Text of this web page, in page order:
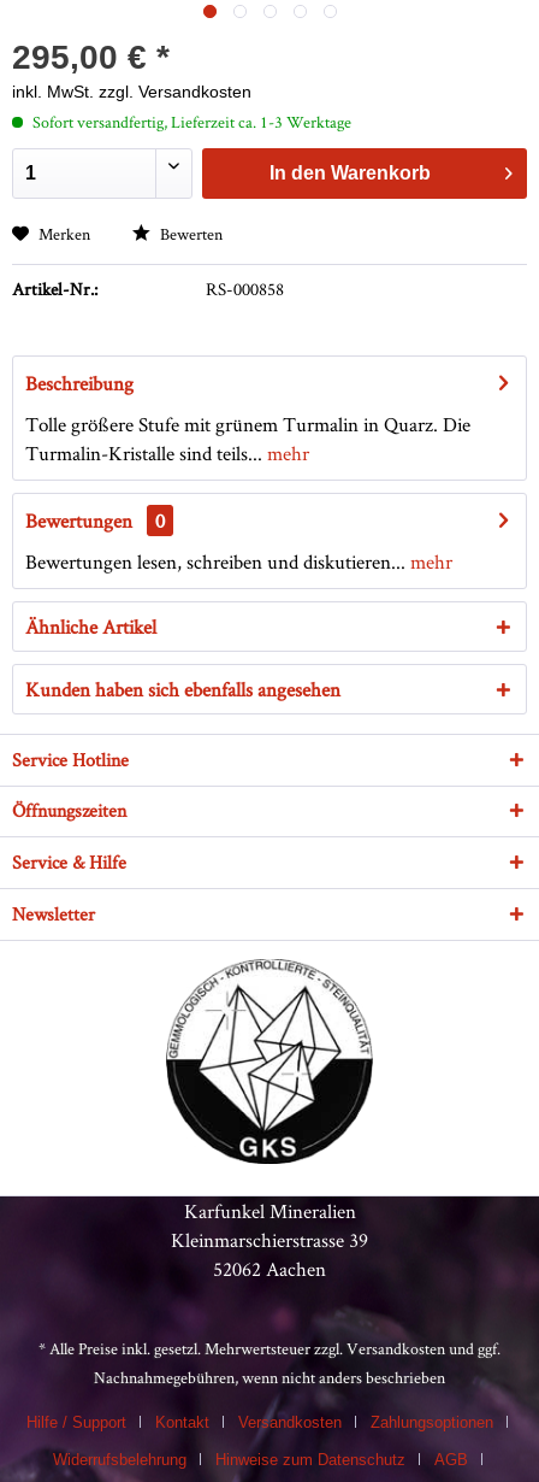
295,00 € *
inkl. MwSt. zzgl. Versandkosten
Sofort versandfertig, Lieferzeit ca. 1-3 Werktage
In den Warenkorb
Merken Bewerten
Artikel-Nr.: RS-000858
Beschreibung
Tolle größere Stufe mit grünem Turmalin in Quarz. Die
Turmalin-Kristalle sind teils... mehr
Bewertungen
0
Bewertungen lesen, schreiben und diskutieren... mehr
Ähnliche Artikel
Kunden haben sich ebenfalls angesehen
Service Hotline
Öffnungszeiten
Service & Hilfe
Newsletter
Karfunkel Mineralien
Kleinmarschierstrasse 39
52062 Aachen
* Alle Preise inkl. gesetzl. Mehrwertsteuer zzgl.Versandkostenund ggf.
Nachnahmegebühren, wenn nicht anders beschrieben
Hilfe / Support Kontakt Versandkosten Zahlungsoptionen
Widerrufsbelehrung Hinweise zum Datenschutz AGB